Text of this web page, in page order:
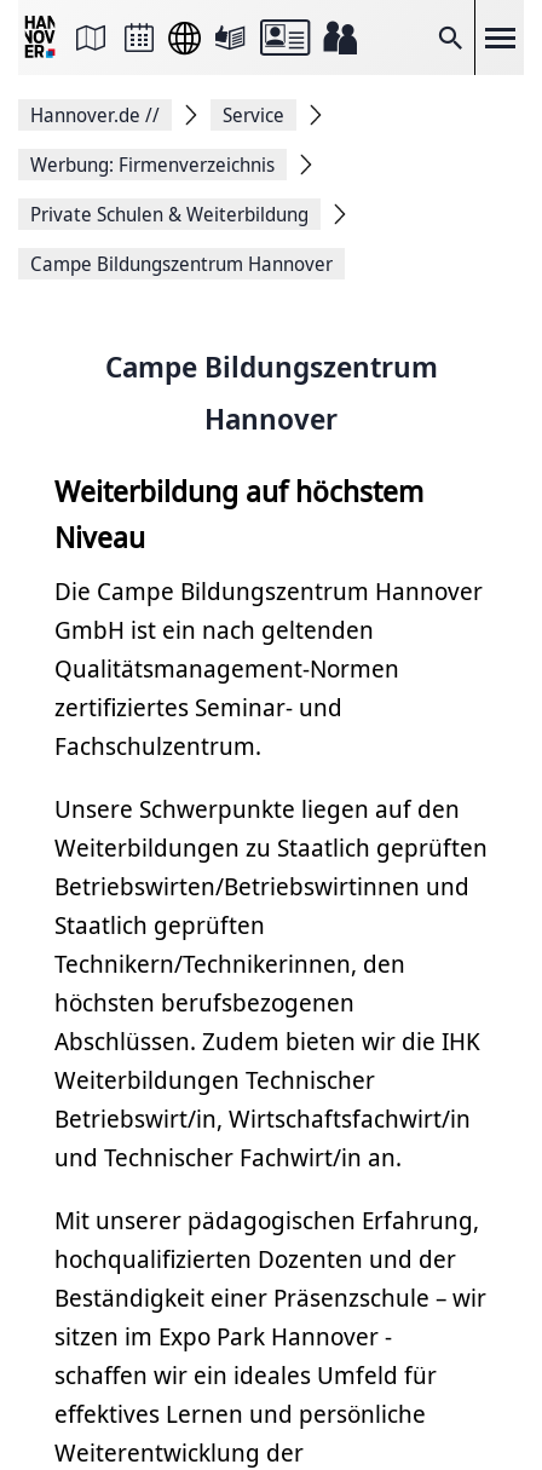
Suche
Seite
Facebook
teilen
Seitenlink
Seite
Hannover.de //
Service
Werbung: Firmenverzeichnis
Private Schulen & Weiterbildung
Campe Bildungszentrum Hannover
Campe Bildungszentrum
Hannover
Weiterbildung auf höchstem
Niveau
Die Campe Bildungszentrum Hannover
GmbH ist ein nach geltenden
Qualitätsmanagement-Normen
zertifiziertes Seminar- und
Fachschulzentrum.
Unsere Schwerpunkte liegen auf den
Weiterbildungen zu Staatlich geprüften
Betriebswirten/Betriebswirtinnen und
Staatlich geprüften
Technikern/Technikerinnen, den
höchsten berufsbezogenen
Abschlüssen. Zudem bieten wir die IHK
Weiterbildungen Technischer
Betriebswirt/in, Wirtschaftsfachwirt/in
und Technischer Fachwirt/in an.
Mit unserer pädagogischen Erfahrung,
hochqualifizierten Dozenten und der
Beständigkeit einer Präsenzschule – wir
sitzen im Expo Park Hannover -
schaffen wir ein ideales Umfeld für
effektives Lernen und persönliche
Weiterentwicklung der